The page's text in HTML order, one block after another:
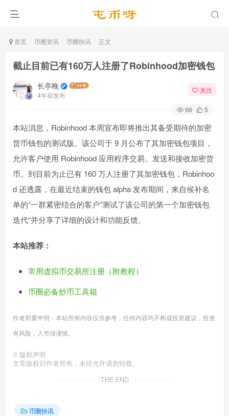
首页 币圈资讯 币圈快讯 正文
截止目前已有160万人注册了Robinhood加密钱包
长亭晚
4年前发布
关注
66 5
本站消息，Robinhood 本周宣布即将推出其备受期待的加密
货币钱包的测试版。该公司于 9 月公布了其加密钱包项目，
允许客户使用 Robinhood 应用程序交易、发送和接收加密货
币。到目前为止已有 160 万人注册了其加密钱包，Robinhoo
d 还透露，在最近结束的钱包 alpha 发布期间，来自候补名
单的“一群紧密结合的客户”测试了该公司的第一个加密钱包
迭代“并分享了详细的设计和功能反馈。
本站推荐：
常用虚拟币交易所注册（附教程）
币圈必备炒币工具箱
作者郑重申明：本站所有内容仅供参考，任何内容均不构成投资建议，投资
有风险，入市须谨慎。
© 版权声明
文章版权归作者所有，未经允许请勿转载。
THE END
币圈快讯